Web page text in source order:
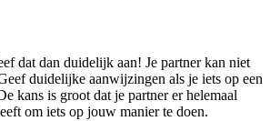
dat dan duidelijk aan! Je partner kan niet
duidelijke aanwijzingen als je iets op een
kans is groot dat je partner er helemaal
om iets op jouw manier te doen.